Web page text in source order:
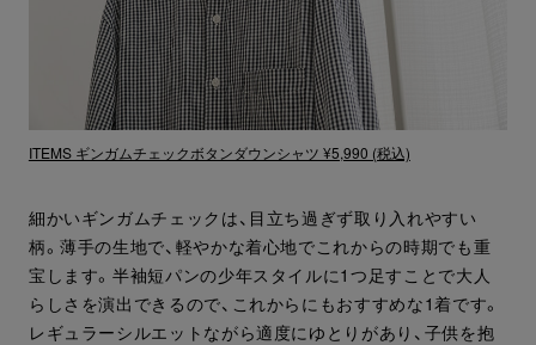
ITEMS ギンガムチェックボタンダウンシャツ ¥5,990 (税込)
細かいギンガムチェックは、目立ち過ぎず取り入れやすい
柄。薄手の生地で、軽やかな着心地でこれからの時期でも重
宝します。半袖短パンの少年スタイルに1つ足すことで大人
らしさを演出できるので、これからにもおすすめな1着です。
レギュラーシルエットながら適度にゆとりがあり、子供を抱